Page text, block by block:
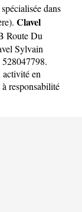
spécialisée dans
). Clavel
Route Du
Sylvain
en
responsabilité